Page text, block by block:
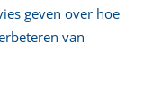
geven over hoe
van